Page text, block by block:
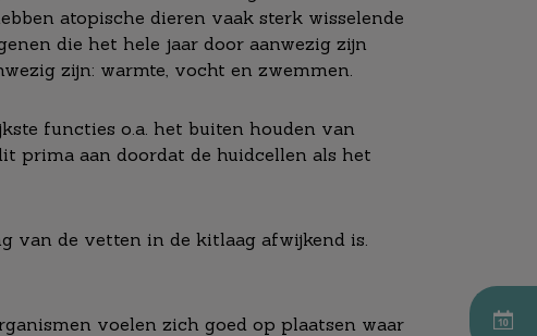
atopische dieren vaak sterk wisselende
die het hele jaar door aanwezig zijn
zijn: warmte, vocht en zwemmen.
functies o.a. het buiten houden van
prima aan doordat de huidcellen als het
van de vetten in de kitlaag afwijkend is.
voelen zich goed op plaatsen waar